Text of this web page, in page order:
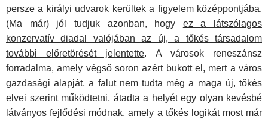
persze a királyi udvarok kerültek a figye­lem középpontjába.
(Ma már) jól tudjuk azonban, hogy ez a látszólagos
konzervatív diadal valójában az új, a tőkés társadalom
további előretörését jelentette. A városok re­neszánsz
forradalma, amely végső soron azért bukott el, mert a város
gazdasági alapját, a falut nem tudta még a maga új, tő­kés
elvei szerint működtetni, átadta a helyét egy olyan ke­vésbé
látványos fejlődési módnak, amely a tőkés logikát most már